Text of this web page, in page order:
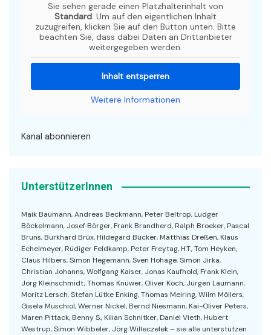
Sie sehen gerade einen Platzhalterinhalt von
Standard. Um auf den eigentlichen Inhalt
zuzugreifen, klicken Sie auf den Button unten. Bitte
beachten Sie, dass dabei Daten an Drittanbieter
weitergegeben werden.
Inhalt entsperren
Weitere Informationen
Kanal abonnieren
UnterstützerInnen
Maik Baumann, Andreas Beckmann, Peter Beltrop, Ludger
Böckelmann, Josef Börger, Frank Brandherd, Ralph Broeker, Pascal
Bruns, Burkhard Brüx, Hildegard Bücker, Matthias Dreßen, Klaus
Echelmeyer, Rüdiger Feldkamp, Peter Freytag, H.T., Tom Heyken,
Claus Hilbers, Simon Hegemann, Sven Hohage, Simon Jirka,
Christian Johanns, Wolfgang Kaiser, Jonas Kaufhold, Frank Klein,
Jörg Kleinschmidt, Thomas Knüwer, Oliver Koch, Jürgen Laumann,
Moritz Lersch, Stefan Lütke Enking, Thomas Meiring, Wilm Möllers,
Gisela Muschiol, Werner Nickel, Bernd Niesmann, Kai-Oliver Peters,
Maren Pittack, Benny S., Kilian Schnitker, Daniel Vieth, Hubert
Westrup, Simon Wibbeler, Jörg Willeczelek – sie alle unterstützen